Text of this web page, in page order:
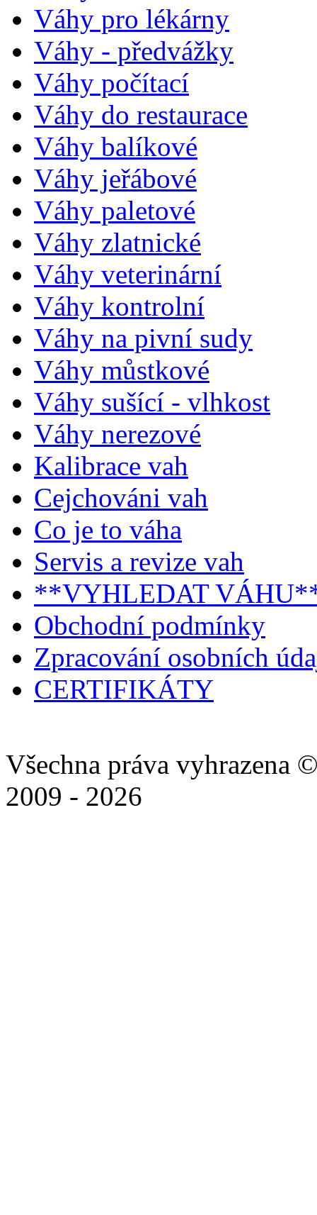
Váhy pro lékárny
Váhy - předvážky
Váhy počítací
Váhy do restaurace
Váhy balíkové
Váhy jeřábové
Váhy paletové
Váhy zlatnické
Váhy veterinární
Váhy kontrolní
Váhy na pivní sudy
Váhy můstkové
Váhy sušící - vlhkost
Váhy nerezové
Kalibrace vah
Cejchováni vah
Co je to váha
Servis a revize vah
**VYHLEDAT
Obchodní podmínky
Zpracování osobních
CERTIFIKÁTY
Všechna práva
2009 - 2026